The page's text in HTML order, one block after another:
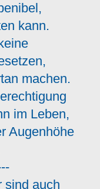
kann.
machen.
im Leben,
Augenhöhe
sind auch